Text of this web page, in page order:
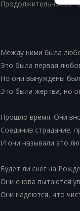
Продолжительность:
Между ними была
Это была первая
Но они вынуждены
Это была жертва, но
Прошло время. Они
Соединив страдание,
И они называли это
Будет ли снег на
Они снова пытаются
Они надеются, что